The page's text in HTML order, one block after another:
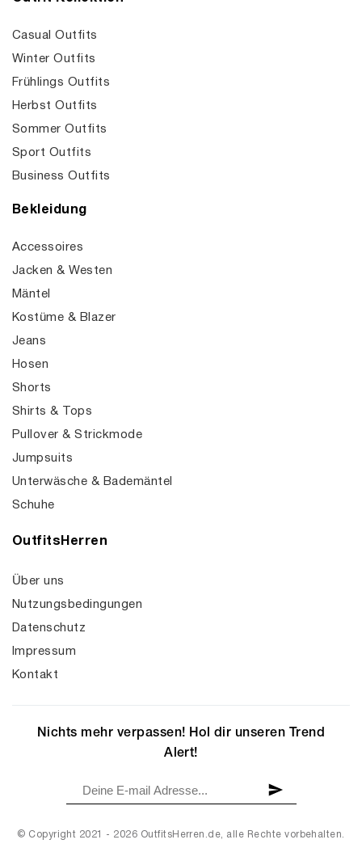
Casual Outfits
Winter Outfits
Frühlings Outfits
Herbst Outfits
Sommer Outfits
Sport Outfits
Business Outfits
Bekleidung
Accessoires
Jacken & Westen
Mäntel
Kostüme & Blazer
Jeans
Hosen
Shorts
Shirts & Tops
Pullover & Strickmode
Jumpsuits
Unterwäsche & Bademäntel
Schuhe
OutfitsHerren
Über uns
Nutzungsbedingungen
Datenschutz
Impressum
Kontakt
© Copyright 2021 - 2026 OutfitsHerren.de, alle Rechte vorbehalten.
Nichts mehr verpassen! Hol dir unseren Trend
Alert!